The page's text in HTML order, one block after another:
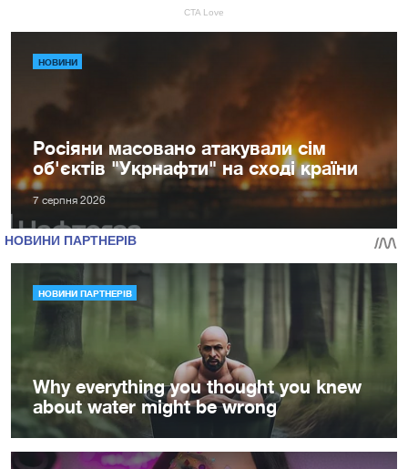
НОВИНИ
Росіяни масовано атакували сім
об'єктів "Укрнафти" на сході країни
7 серпня 2026